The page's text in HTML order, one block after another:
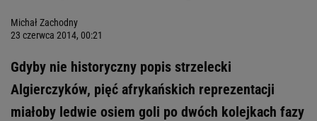
Michał Zachodny
23 czerwca 2014, 00:21
Gdyby nie historyczny popis strzelecki
Algierczyków, pięć afrykańskich reprezentacji
miałoby ledwie osiem goli po dwóch kolejkach fazy